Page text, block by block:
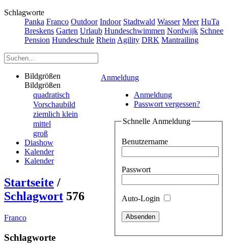
Schlagworte
Panka Franco Outdoor Indoor Stadtwald Wasser Meer HuTa
Breskens Garten Urlaub Hundeschwimmen Nordwijk Schnee
Pension Hundeschule Rhein Agility DRK Mantrailing
Anmeldung
Anmeldung
Passwort vergessen?
Schnelle Anmeldung
Benutzername
Passwort
Auto-Login
Bildgrößen
Bildgrößen
quadratisch
Vorschaubild
ziemlich klein
mittel
groß
Diashow
Kalender
Kalender
Startseite /
Schlagwort 576
Franco
Schlagworte